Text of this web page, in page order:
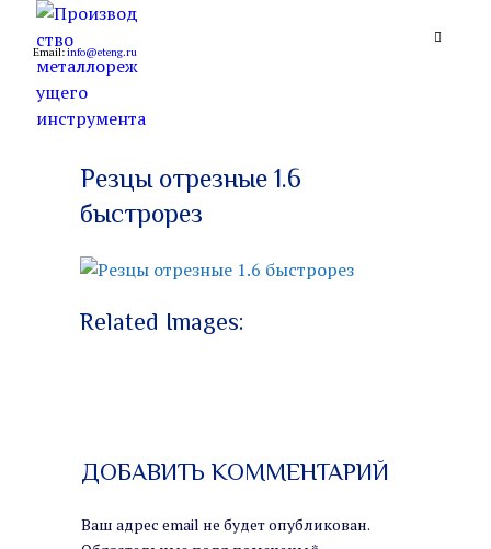
Email:info@eteng.ru
Производство
металлорежущего
инструмента
Резцы отрезные 1.6
быстрорез
Related Images:
ДОБАВИТЬ КОММЕНТАРИЙ
Ваш адрес email не будет опубликован.